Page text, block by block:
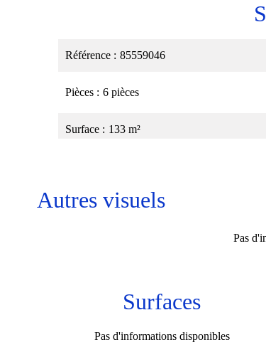
Référence 85559046
Pièces 6 pièces
Surface 133 m²
Autres visuels
Pas
Surfaces
Pas d'informations disponibles